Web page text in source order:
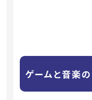
ゲームと音楽